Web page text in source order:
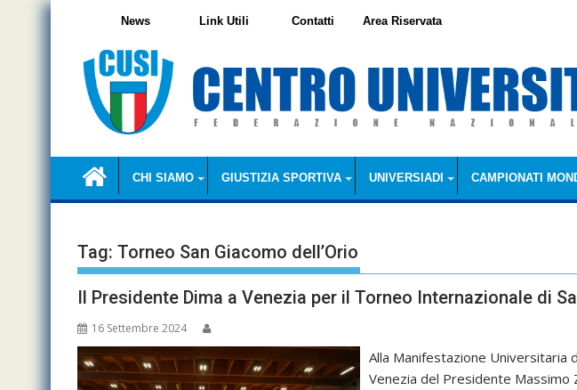
Skip
CHI SIAMO GIUSTIZIA SPORTIVA UNIVERSIADI CAMPIONATI
News Link Utili Contatti Area Riservata
Tag: Torneo San Giacomo dell’Orio
Il Presidente Dima a Venezia per il Torneo Internazionale di
16 Settembre 2024
Alla Manifestazione Universitaria
Venezia del Presidente Massimo